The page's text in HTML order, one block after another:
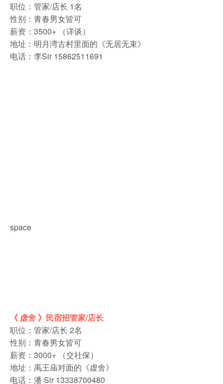
职位：管家/店长 1名
性别：青春男女皆可
薪资：3500+ （详谈）
地址：明月湾古村里面的《无居无束》
电话：李Sir 15862511691
space
《 虚舍 》民宿招管家/店长
职位：管家/店长 2名
性别：青春男女皆可
薪资：3000+ （交社保）
地址：禹王庙对面的《虚舍》
电话：潘 Sir 13338700480